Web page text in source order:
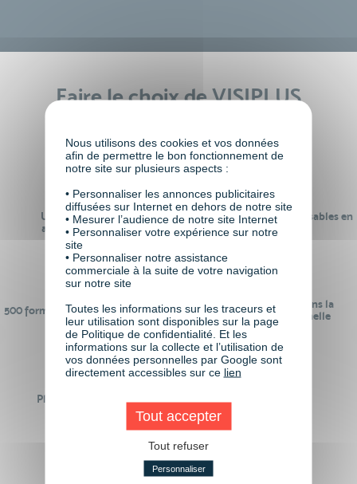
Faire le choix de VISIPLUS
Un réseau de 22 000
anciens participants
100% des formations réalisables en
digital learning
500 formations pour se préparer au
monde de demain
24 ans d'expérience dans la
formation professionnelle
Plus de 50 formations
Des intervenants
Nous utilisons des cookies et vos données
afin de permettre le bon fonctionnement de
notre site sur plusieurs aspects :
• Personnaliser les annonces publicitaires
diffusées sur Internet en dehors de notre site
• Mesurer l’audience de notre site Internet
• Personnaliser votre expérience sur notre
site
• Personnaliser notre assistance
commerciale à la suite de votre navigation
sur notre site
Toutes les informations sur les traceurs et
leur utilisation sont disponibles sur la page
de Politique de confidentialité. Et les
informations sur la collecte et l’utilisation de
vos données personnelles par Google sont
directement accessibles sur ce lien
Tout accepter
Tout refuser
Personnaliser